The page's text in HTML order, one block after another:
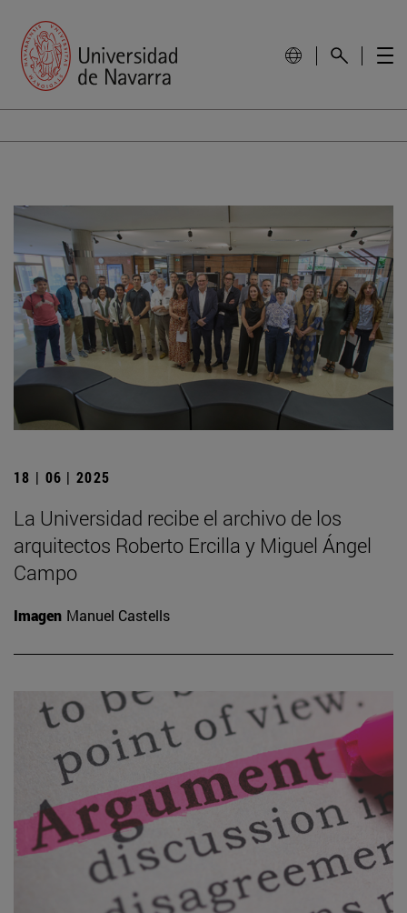
18 | 06 | 2025
La Universidad recibe el archivo de los
arquitectos Roberto Ercilla y Miguel Ángel
Campo
Imagen Manuel Castells